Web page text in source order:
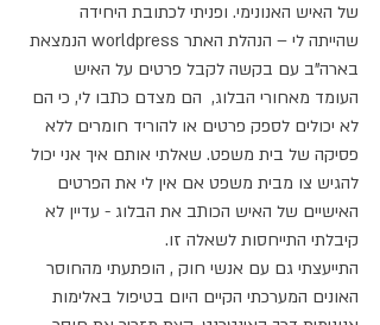
של האיש האנונימי. ופניתי לכתובת היחידה
שהייתה לי – הנהלת האתר worldpress הנמצאת
בארה"ב עם בקשה לקבל פרטים על האיש
העומד מאחורי הבלוג,  הם מצדם כתבו לי, כי הם
לא יכולים לספק פרטים או להוריד חומרים ללא
פסיקה של בית משפט. שאלתי אותם איך אני יכול
להגיש צו מבית משפט אם אין לי את הפרטים
האישיים של האיש הכותב את הבלוג - עדיין לא
קיבלתי התייחסות לשאלה זו.
התייעצתי גם עם אנשי חוק , הופתעתי מהחוסר
האונים המערכתי הקיים היום בטיפול באלימות